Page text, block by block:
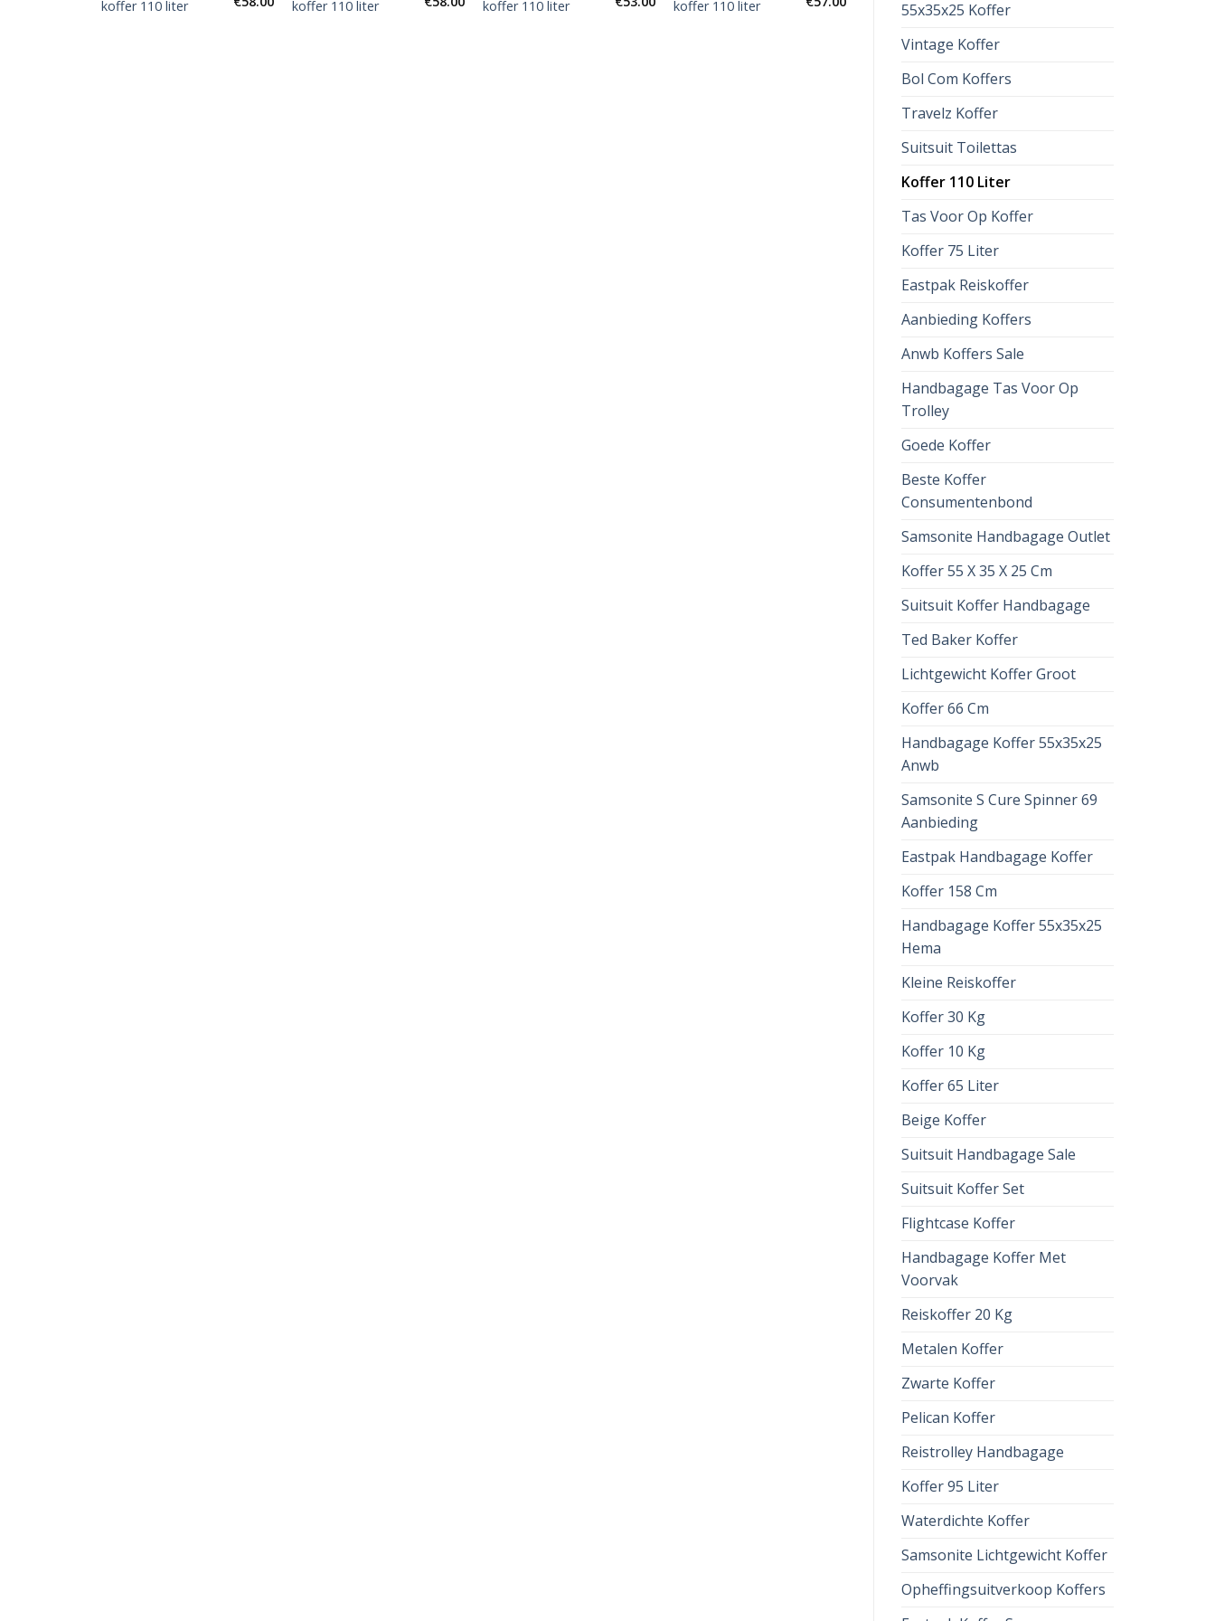
55x35x25 Koffer
Vintage Koffer
Bol Com Koffers
Travelz Koffer
Suitsuit Toilettas
Koffer 110 Liter
Tas Voor Op Koffer
Koffer 75 Liter
Eastpak Reiskoffer
Aanbieding Koffers
Anwb Koffers Sale
Handbagage Tas Voor Op
Trolley
Goede Koffer
Beste Koffer
Consumentenbond
Samsonite Handbagage Outlet
Koffer 55 X 35 X 25 Cm
Suitsuit Koffer Handbagage
Ted Baker Koffer
Lichtgewicht Koffer Groot
Koffer 66 Cm
Handbagage Koffer 55x35x25
Anwb
Samsonite S Cure Spinner 69
Aanbieding
Eastpak Handbagage Koffer
Koffer 158 Cm
Handbagage Koffer 55x35x25
Hema
Kleine Reiskoffer
Koffer 30 Kg
Koffer 10 Kg
Koffer 65 Liter
Beige Koffer
Suitsuit Handbagage Sale
Suitsuit Koffer Set
Flightcase Koffer
Handbagage Koffer Met
Voorvak
Reiskoffer 20 Kg
Metalen Koffer
Zwarte Koffer
Pelican Koffer
Reistrolley Handbagage
Koffer 95 Liter
Waterdichte Koffer
Samsonite Lichtgewicht Koffer
Opheffingsuitverkoop Koffers
koffer 110 liter koffer 110 liter koffer 110 liter koffer 110 liter